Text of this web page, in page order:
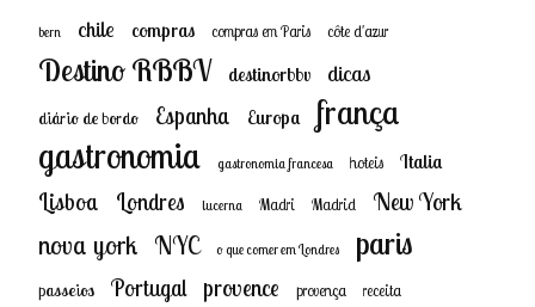
bern chile compras compras em Paris côte d'azur
Destino RBBV destinorbbv dicas
diário de bordo Espanha Europa frança
gastronomia gastronomia francesa hoteis Italia
Lisboa Londres lucerna Madri Madrid New York
nova york NYC o que comer em Londres paris
passeios Portugal provence provença receita